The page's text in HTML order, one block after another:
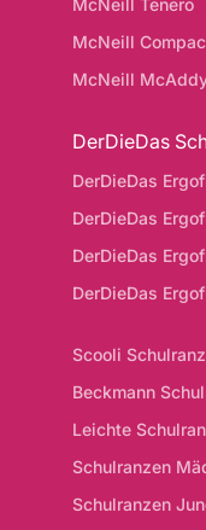
McNeill Tenero
McNeill
McNeill
DerDieDas
DerDieDas
DerDieDas
DerDieDas
DerDieDas
Scooli
Beckmann
Leichte
Schulranzen
Schulranzen